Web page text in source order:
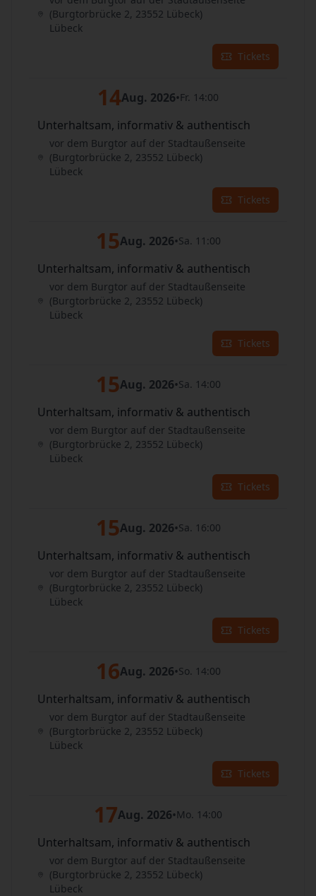
(Burgtorbrücke 2, 23552 Lübeck)
Lübeck
Tickets
14Aug. 2026•Fr. 14:00
Unterhaltsam, informativ & authentisch
vor dem Burgtor auf der Stadtaußenseite
(Burgtorbrücke 2, 23552 Lübeck)
Lübeck
Tickets
15Aug. 2026•Sa. 11:00
Unterhaltsam, informativ & authentisch
vor dem Burgtor auf der Stadtaußenseite
(Burgtorbrücke 2, 23552 Lübeck)
Lübeck
Tickets
15Aug. 2026•Sa. 14:00
Unterhaltsam, informativ & authentisch
vor dem Burgtor auf der Stadtaußenseite
(Burgtorbrücke 2, 23552 Lübeck)
Lübeck
Tickets
15Aug. 2026•Sa. 16:00
Unterhaltsam, informativ & authentisch
vor dem Burgtor auf der Stadtaußenseite
(Burgtorbrücke 2, 23552 Lübeck)
Lübeck
Tickets
16Aug. 2026•So. 14:00
Unterhaltsam, informativ & authentisch
vor dem Burgtor auf der Stadtaußenseite
(Burgtorbrücke 2, 23552 Lübeck)
Lübeck
Tickets
17Aug. 2026•Mo. 14:00
Unterhaltsam, informativ & authentisch
vor dem Burgtor auf der Stadtaußenseite
(Burgtorbrücke 2, 23552 Lübeck)
Lübeck